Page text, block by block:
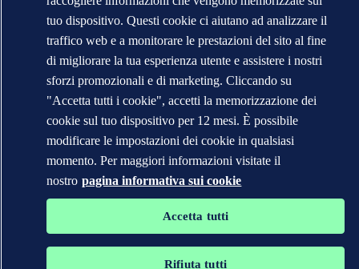
tuo dispositivo. Questi cookie ci aiutano ad analizzare il
traffico web e a monitorare le prestazioni del sito al fine
di migliorare la tua esperienza utente e assistere i nostri
sforzi promozionali e di marketing. Cliccando su
"Accetta tutti i cookie", accetti la memorizzazione dei
cookie sul tuo dispositivo per 12 mesi. È possibile
modificare le impostazioni dei cookie in qualsiasi
momento. Per maggiori informazioni visitate il
nostro pagina informativa sui cookie
Accetta tutti
Rifiuta tutti